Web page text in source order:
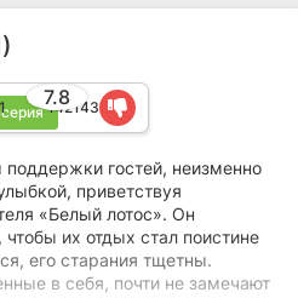
7.8
142143
гостей, неизменно
приветствуя
«Белый лотос». Он
их отдых стал поистине
его старания тщетны.
в себя, почти не замечают